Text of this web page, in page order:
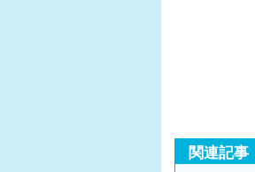
関連記事